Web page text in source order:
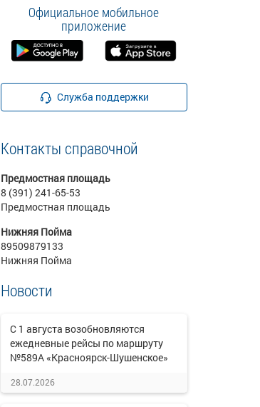
Официальное мобильное
приложение
Служба поддержки
Контакты справочной
Предмостная площадь
8 (391) 241-65-53
Предмостная площадь
Нижняя Пойма
89509879133
Нижняя Пойма
Новости
С 1 августа возобновляются
ежедневные рейсы по маршруту
№589А «Красноярск-Шушенское»
28.07.2026